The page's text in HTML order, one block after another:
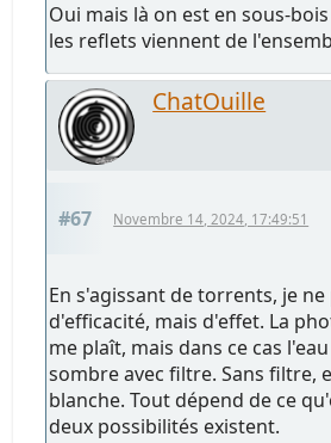
Oui mais là on est en sous-
les reflets viennent de
ChatOuille
#67 Novembre 14, 2024, 17:49:51
En s'agissant de torrents, je
d'efficacité, mais d'effet. La
me plaît, mais dans ce cas
sombre avec filtre. Sans filtre,
blanche. Tout dépend de ce
deux possibilités existent.